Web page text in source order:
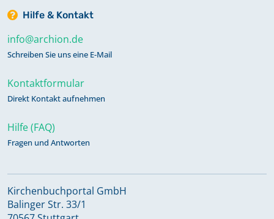
Hilfe & Kontakt
info@archion.de
Schreiben Sie uns eine E-Mail
Kontaktformular
Direkt Kontakt aufnehmen
Hilfe (FAQ)
Fragen und Antworten
Kirchenbuchportal GmbH
Balinger Str. 33/1